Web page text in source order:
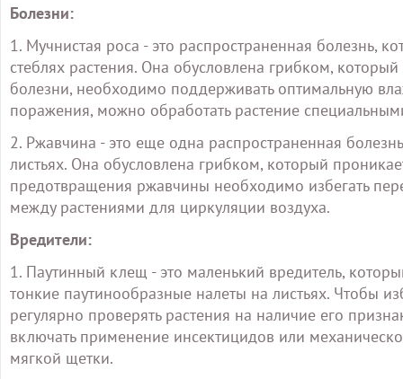
Болезни:
1. Мучнистая роса - это распространенная болезнь,
стеблях растения. Она обусловлена грибком,
болезни, необходимо поддерживать оптимальную
поражения, можно обработать растение
2. Ржавчина - это еще одна распространенная
листьях. Она обусловлена грибком, который
предотвращения ржавчины необходимо избегать
между растениями для циркуляции воздуха.
Вредители:
1. Паутинный клещ - это маленький вредитель,
тонкие паутинообразные налеты на листьях. Чтобы
регулярно проверять растения на наличие его
включать применение инсектицидов или
мягкой щетки.